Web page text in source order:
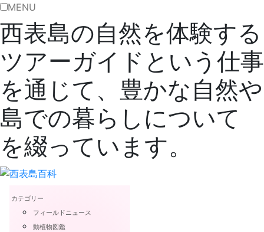
MENU
西表島の自然を体験する
ツアーガイドという仕事
を通じて、豊かな自然や
島での暮らしについて
を綴っています。
カテゴリー
フィールドニュース
動植物図鑑